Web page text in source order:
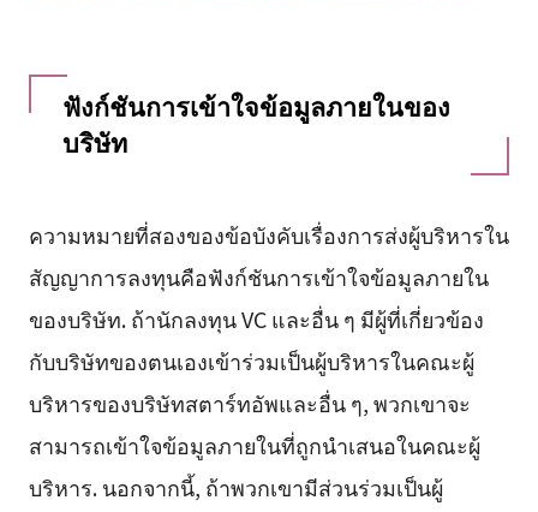
ฟังก์ชันการเข้าใจข้อมูลภายในของ
บริษัท
ความหมายที่สองของข้อบังคับเรื่องการส่งผู้บริหารใน
สัญญาการลงทุนคือฟังก์ชันการเข้าใจข้อมูลภายใน
ของบริษัท. ถ้านักลงทุน VC และอื่น ๆ มีผู้ที่เกี่ยวข้อง
กับบริษัทของตนเองเข้าร่วมเป็นผู้บริหารในคณะผู้
บริหารของบริษัทสตาร์ทอัพและอื่น ๆ, พวกเขาจะ
สามารถเข้าใจข้อมูลภายในที่ถูกนำเสนอในคณะผู้
บริหาร. นอกจากนี้, ถ้าพวกเขามีส่วนร่วมเป็นผู้